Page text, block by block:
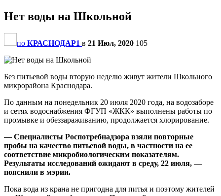
Нет воды на Школьной
по КРАСНОДАР1 в 21 Июл, 2020 105
Без питьевой воды вторую неделю живут жители Школьного
микрорайона Краснодара.
По данным на понедельник 20 июля 2020 года, на водозаборе
и сетях водоснабжения ФГУП «ЖКК» выполнены работы по
промывке и обеззараживанию, продолжается хлорирование.
— Специалисты Роспотребнадзора взяли повторные
пробы на качество питьевой воды, в частности на ее
соответствие микробиологическим показателям.
Результаты исследований ожидают в среду, 22 июля, —
пояснили в мэрии.
Пока вода из крана не пригодна для питья и поэтому жителей